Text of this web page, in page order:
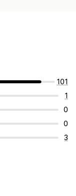
101
1
0
0
3